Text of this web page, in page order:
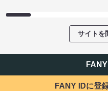
サイトを
FANY IDに登